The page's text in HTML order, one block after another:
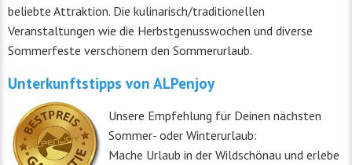
beliebte Attraktion. Die kulinarisch/traditionellen
Veranstaltungen wie die Herbstgenusswochen und diverse
Sommerfeste verschönern den Sommerurlaub.
Unterkunftstipps von ALPenjoy
Unsere Empfehlung für Deinen nächsten
Sommer- oder Winterurlaub:
Mache Urlaub in der Wildschönau und erlebe